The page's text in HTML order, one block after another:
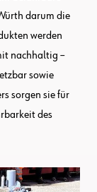
darum die
werden
nachhaltig –
sowie
sorgen sie für
des